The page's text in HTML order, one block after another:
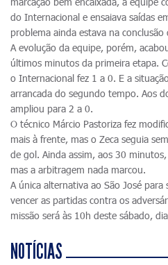
do Internacional e ensaiava saídas
problema ainda estava na conclusão
A evolução da equipe, porém,
últimos minutos da primeira etapa.
o Internacional fez 1 a 0. E a
arrancada do segundo tempo. Aos
ampliou para 2 a 0.
O técnico Márcio Pastoriza fez
mais à frente, mas o Zeca seguia
de gol. Ainda assim, aos 30
mas a arbitragem nada marcou.
A única alternativa ao São José
vencer as partidas contra os
missão será às 10h deste sábado,
NOTÍCIAS